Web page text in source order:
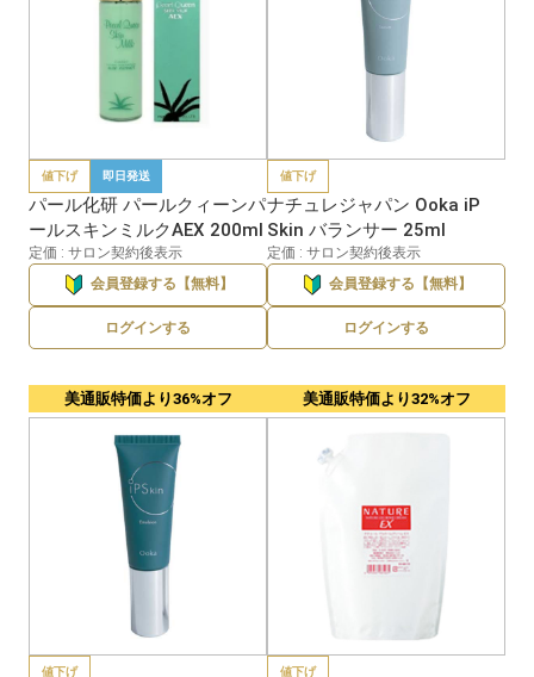
値下げ 即日発送
パール化研 パールクィーンパ
ールスキンミルクAEX 200ml
定価 : サロン契約後表示
会員登録する【無料】
ログインする
値下げ
ナチュレジャパン Ooka iP
Skin バランサー 25ml
定価 : サロン契約後表示
会員登録する【無料】
ログインする
美通販特価より36%オフ
値下げ
美通販特価より32%オフ
値下げ